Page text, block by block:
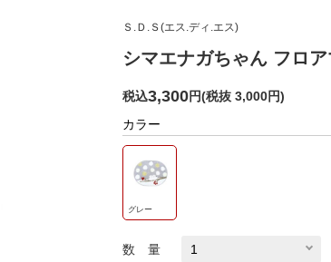
Ｓ.Ｄ.Ｓ(エス.ディ.エス)
シマエナガちゃん フロ
税込3,300円(税抜 3,000円)
カラー
グレー
数 量